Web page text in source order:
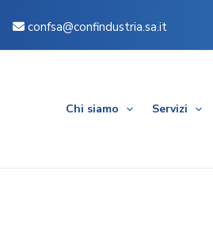
confsa@confindustria.sa.it
Chi siamo Servizi